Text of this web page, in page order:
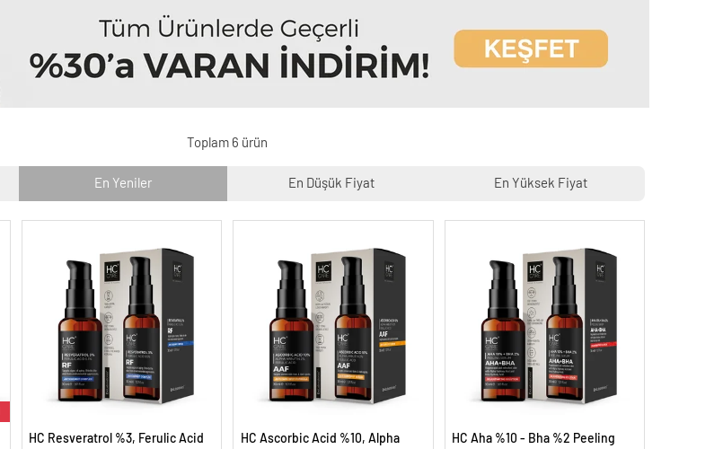
Toplam 6 ürün
En Yeniler En Düşük Fiyat En Yüksek Fiyat
HC Resveratrol %3, Ferulic Acid
HC Ascorbic Acid %10, Alpha
HC Aha %10 - Bha %2 Peeling